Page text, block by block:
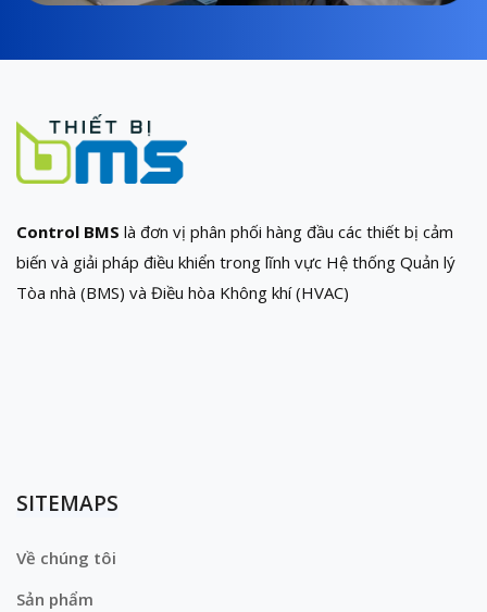
Control BMS là đơn vị phân phối hàng đầu các thiết bị cảm
biến và giải pháp điều khiển trong lĩnh vực Hệ thống Quản lý
Tòa nhà (BMS) và Điều hòa Không khí (HVAC)
SITEMAPS
Về chúng tôi
Sản phẩm